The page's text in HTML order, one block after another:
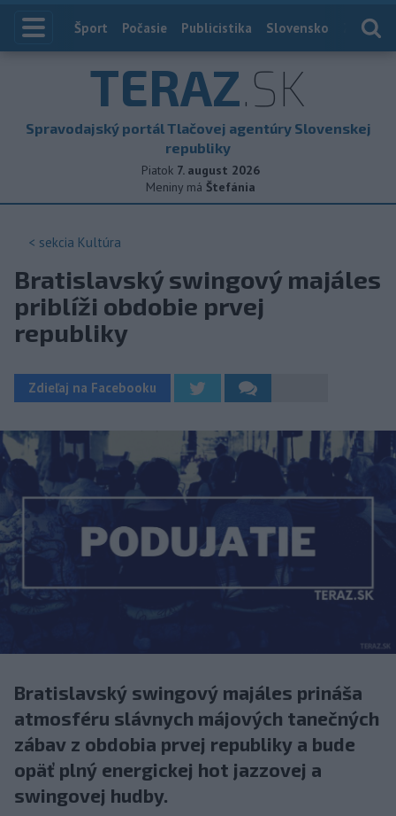
Index
Šport Počasie Publicistika Slovensko
TERAZ.SK
Spravodajský portál Tlačovej agentúry Slovenskej
republiky
Piatok 7. august 2026
Meniny má Štefánia
< sekcia Kultúra
Bratislavský swingový majáles
priblíži obdobie prvej
republiky
Zdieľaj na Facebooku
Bratislavský swingový majáles prináša
atmosféru slávnych májových tanečných
zábav z obdobia prvej republiky a bude
opäť plný energickej hot jazzovej a
swingovej hudby.